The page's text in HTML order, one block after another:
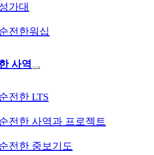
가대
전한워십
사역
전한 LTS
전한 사역과 프로젝트
전한 중보기도